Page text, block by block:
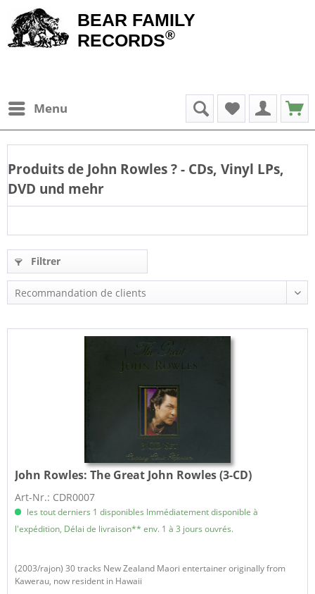
BEAR FAMILY
RECORDS®
Menu
Produits de John Rowles? - CDs, Vinyl LPs,
DVD und mehr
Filtrer
John Rowles: The Great John Rowles (3-CD)
Art-Nr.: CDR0007
les tout derniers 1 disponibles Immédiatement disponible à
l'expédition, Délai de livraison** env. 1 à 3 jours ouvrés.
(2003/rajon) 30 tracks New Zealand Maori entertainer originally from
Kawerau, now resident in Hawaii